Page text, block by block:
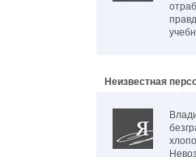
Неизвестная